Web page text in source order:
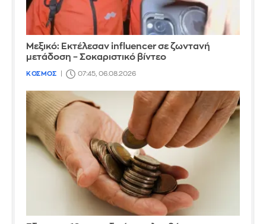
Μεξικό: Εκτέλεσαν influencer σε ζωντανή
μετάδοση – Σοκαριστικό βίντεο
ΚΟΣΜΟΣ 07:45, 06.08.2026